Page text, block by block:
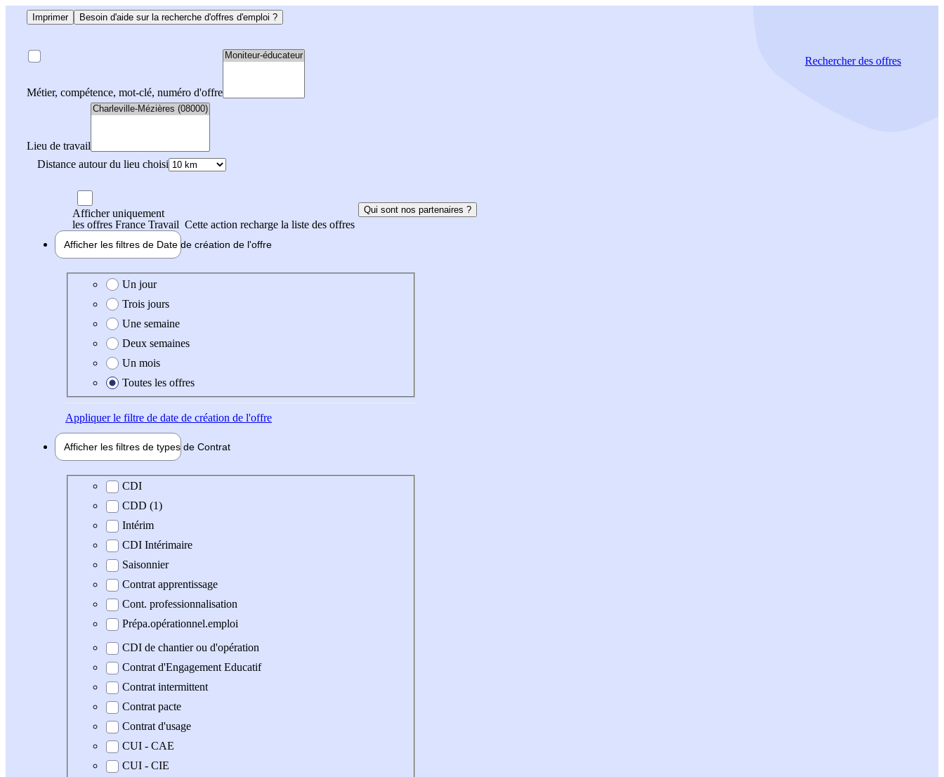
Imprimer Besoin d'aide sur la recherche d'offres d'emploi ?
Métier, compétence, mot-clé, numéro d'offre
Lieu de travail
Distance autour du lieu choisi
Rechercherdes offres
Afficher uniquement
les offres France Travail Cette action recharge la liste des offres
Qui sont nos partenaires ?
Afficher les filtres de Date de création de l'offre
Date de création de l'offre
Un jour
Trois jours
Une semaine
Deux semaines
Un mois
Toutes les offres
Appliquerle filtre de date de création de l'offre
Afficher les filtres de types de Contrat
Type de contrat
CDI
CDD (1)
Intérim
CDI Intérimaire
Saisonnier
Contrat apprentissage
Cont. professionnalisation
Prépa.opérationnel.emploi
CDI de chantier ou d'opération
Contrat d'Engagement Educatif
Contrat intermittent
Contrat pacte
Contrat d'usage
CUI - CAE
CUI - CIE